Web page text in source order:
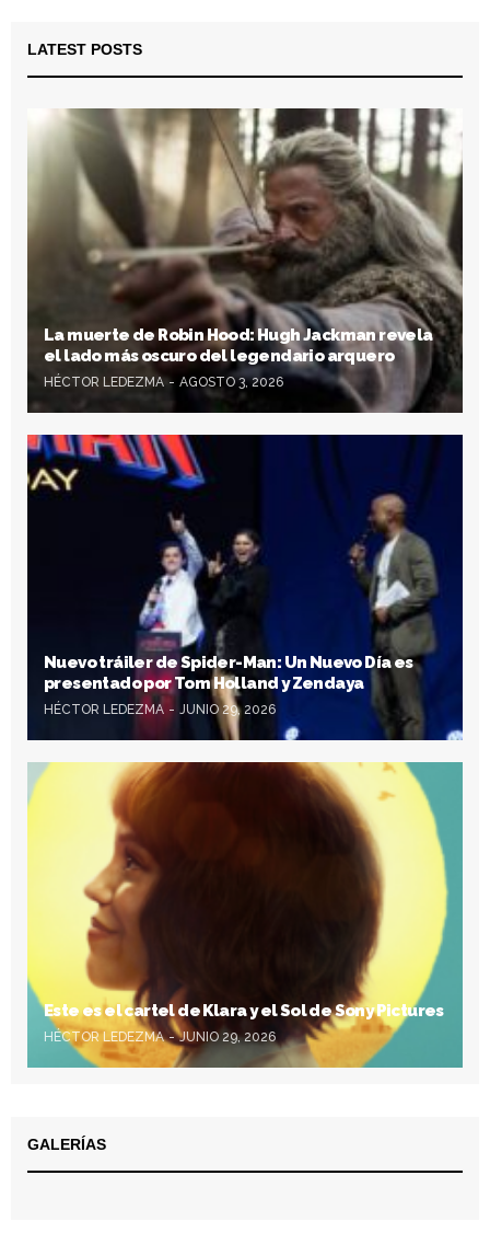
LATEST POSTS
La muerte de Robin Hood: Hugh Jackman revela
el lado más oscuro del legendario arquero
HÉCTOR LEDEZMA AGOSTO 3, 2026
Nuevo tráiler de Spider-Man: Un Nuevo Día es
presentado por Tom Holland y Zendaya
HÉCTOR LEDEZMA JUNIO 29, 2026
Este es el cartel de Klara y el Sol de Sony Pictures
HÉCTOR LEDEZMA JUNIO 29, 2026
GALERÍAS